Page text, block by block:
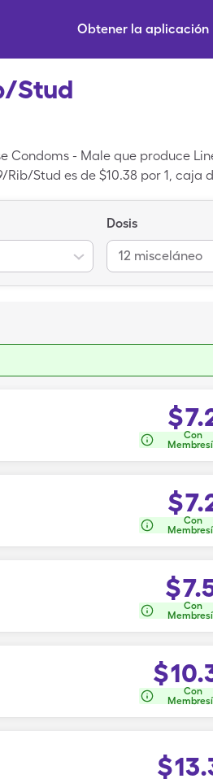
Obtener la aplicación
Stud
Condoms - Male que produce
Stud es de $10.38 por 1, caja
Dosis
12 misceláneo
$
Con
$
Con
$
Con
$
Con
$